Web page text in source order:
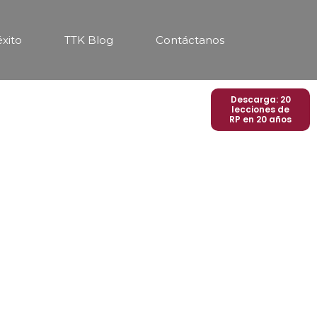
TTK Blog Contáctanos
Descarga: 20
lecciones de
RP en 20 años